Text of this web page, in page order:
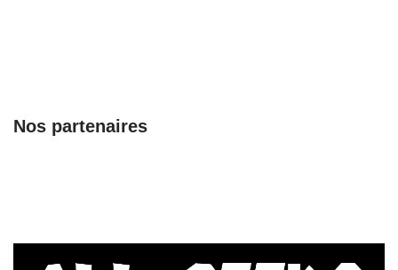
Nos partenaires